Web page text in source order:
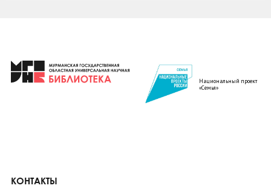
Национальный проект
«Семья»
КОНТАКТЫ